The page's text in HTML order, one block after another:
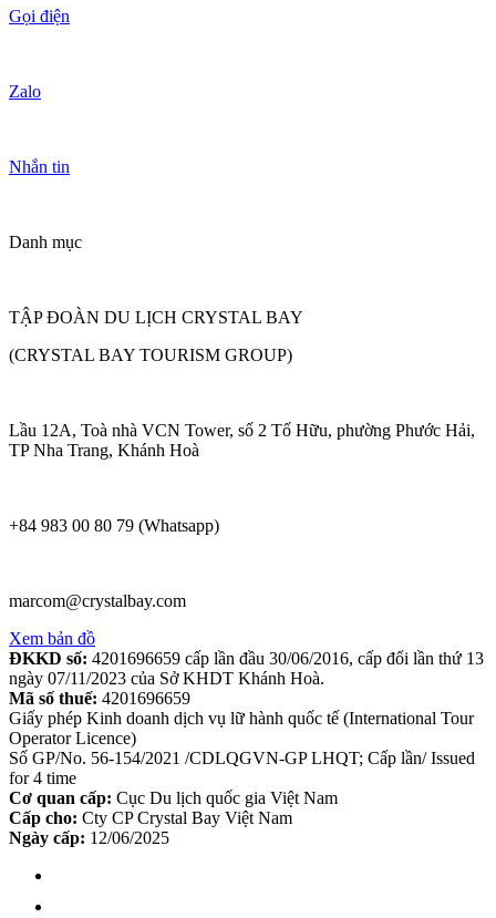
Gọi điện
Zalo
Nhắn tin
Danh mục
TẬP ĐOÀN DU LỊCH CRYSTAL BAY
(CRYSTAL BAY TOURISM GROUP)
Lầu 12A, Toà nhà VCN Tower, số 2 Tố Hữu, phường Phước Hải,
TP Nha Trang, Khánh Hoà
+84 983 00 80 79 (Whatsapp)
marcom@crystalbay.com
Xem bản đồ
ĐKKD số: 4201696659 cấp lần đầu 30/06/2016, cấp đổi lần thứ 13
ngày 07/11/2023 của Sở KHDT Khánh Hoà.
Mã số thuế: 4201696659
Giấy phép Kinh doanh dịch vụ lữ hành quốc tế (International Tour
Operator Licence)
Số GP/No. 56-154/2021 /CDLQGVN-GP LHQT; Cấp lần/ Issued
for 4 time
Cơ quan cấp: Cục Du lịch quốc gia Việt Nam
Cấp cho: Cty CP Crystal Bay Việt Nam
Ngày cấp: 12/06/2025